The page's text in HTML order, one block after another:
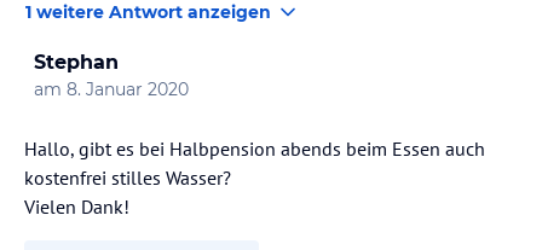
1 weitere Antwort anzeigen
Stephan
am 8. Januar 2020
Hallo, gibt es bei Halbpension abends beim Essen auch
kostenfrei stilles Wasser?
Vielen Dank!